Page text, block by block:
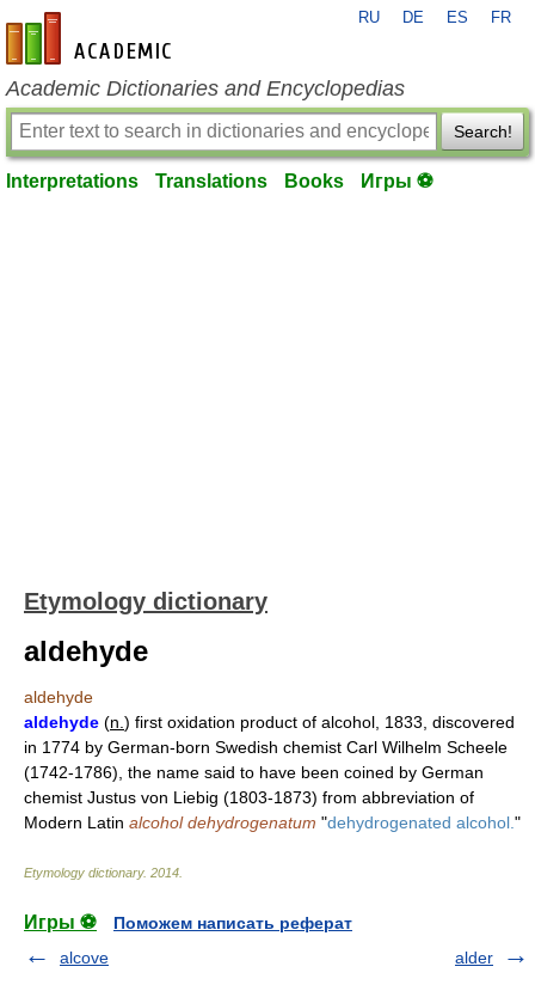
en-academic.com
RU DE ES FR
Academic Dictionaries and Encyclopedias
Search!
Interpretations Translations Books Игры ⚽
Etymology dictionary
aldehyde
aldehyde
aldehyde (n. ) first oxidation product of alcohol, 1833, discovered
in 1774 by German-born Swedish chemist Carl Wilhelm Scheele
(1742-1786), the name said to have been coined by German
chemist Justus von Liebig (1803-1873) from abbreviation of
Modern Latin alcohol dehydrogenatum "dehydrogenated alcohol. "
Etymology dictionary. 2014
Игры ⚽
Поможем написать реферат
alcove
alder